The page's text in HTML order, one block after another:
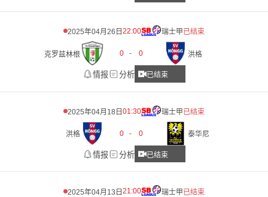
2025年04月26日 22:00 瑞士甲已结束
克罗兹林根 0 - 0 洪格
情报 分析 已结束
2025年04月18日 01:30 瑞士甲已结束
洪格 0 - 0 泰华尼
情报 分析 已结束
2025年04月13日 21:00 瑞士甲已结束